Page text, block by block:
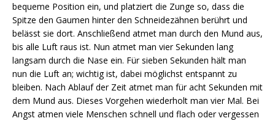
bequeme Position ein, und platziert die Zunge so, dass die
Spitze den Gaumen hinter den Schneidezähnen berührt und
belässt sie dort. Anschließend atmet man durch den Mund aus,
bis alle Luft raus ist. Nun atmet man vier Sekunden lang
langsam durch die Nase ein. Für sieben Sekunden hält man
nun die Luft an; wichtig ist, dabei möglichst entspannt zu
bleiben. Nach Ablauf der Zeit atmet man für acht Sekunden mit
dem Mund aus. Dieses Vorgehen wiederholt man vier Mal. Bei
Angst atmen viele Menschen schnell und flach oder vergessen